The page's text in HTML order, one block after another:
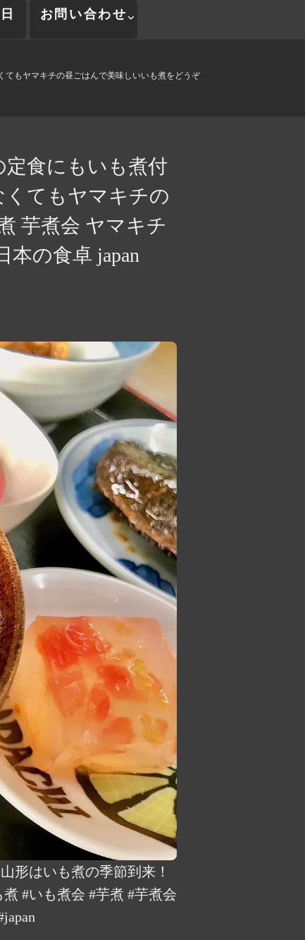
お問い合わせ
もヤマキチの昼ごはんで美味しいいも煮をどうぞ
食にもいも煮付
くてもヤマキチの
芋煮会 ヤマキチ
の食卓 japan
形はいも煮の季節到来！
#いも煮会 #芋煮 #芋煮会